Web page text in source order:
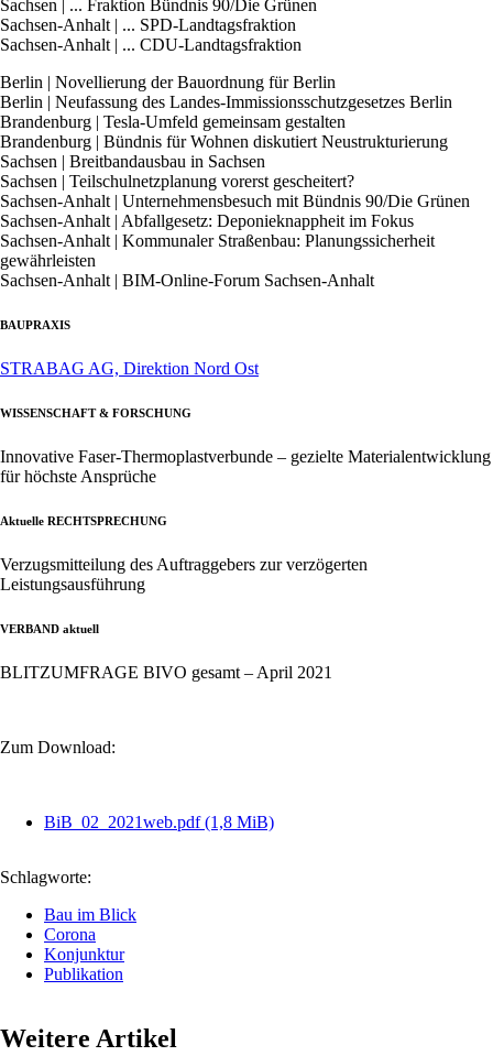
Sachsen | ... Fraktion Bündnis 90/Die Grünen
Sachsen-Anhalt | ... SPD-Landtagsfraktion
Sachsen-Anhalt | ... CDU-Landtagsfraktion
Berlin | Novellierung der Bauordnung für Berlin
Berlin | Neufassung des Landes-Immissionsschutzgesetzes Berlin
Brandenburg | Tesla-Umfeld gemeinsam gestalten
Brandenburg | Bündnis für Wohnen diskutiert Neustrukturierung
Sachsen | Breitbandausbau in Sachsen
Sachsen | Teilschulnetzplanung vorerst gescheitert?
Sachsen-Anhalt | Unternehmensbesuch mit Bündnis 90/Die Grünen
Sachsen-Anhalt | Abfallgesetz: Deponieknappheit im Fokus
Sachsen-Anhalt | Kommunaler Straßenbau: Planungssicherheit
gewährleisten
Sachsen-Anhalt | BIM-Online-Forum Sachsen-Anhalt
BAUPRAXIS
STRABAG AG, Direktion Nord Ost
WISSENSCHAFT & FORSCHUNG
Innovative Faser-Thermoplastverbunde – gezielte Materialentwicklung
für höchste Ansprüche
Aktuelle RECHTSPRECHUNG
Verzugsmitteilung des Auftraggebers zur verzögerten
Leistungsausführung
VERBAND aktuell
BLITZUMFRAGE BIVO gesamt – April 2021
Zum Download:
BiB_02_2021web.pdf(1,8 MiB)
Schlagworte:
Bau im Blick
Corona
Konjunktur
Publikation
Weitere Artikel